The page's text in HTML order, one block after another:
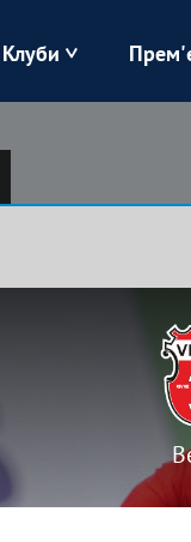
Клуби
Карпати
Харків